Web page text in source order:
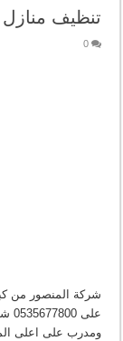
تنظيف
0
شركة المنصور من
ومدرب على اعلى